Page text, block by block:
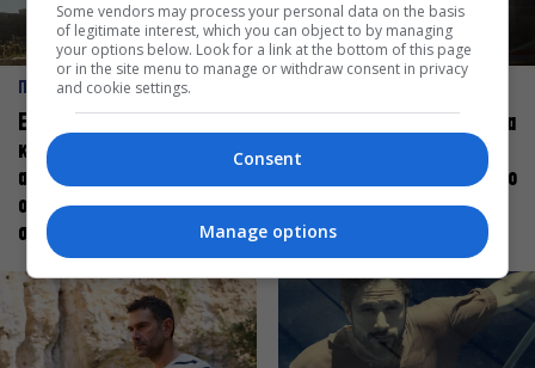
ΠΡΟΣΩΠΑ
Ελεάνα Ανδρεούδη: Κάθε
καλλιτέχνης όταν
ανεβαίνει στη σκηνή
οφείλει να αισθάνεται
σταρ
Βαγγέλης Μπίκος: Έμαθα να
δίνω αξία στο ποιος είμαι
πάνω στη σκηνή και όχι στο
πως χορεύω
Some vendors may process your personal data on the basis
of legitimate interest, which you can object to by managing
your options below. Look for a link at the bottom of this page
or in the site menu to manage or withdraw consent in privacy
and cookie settings.
Consent
Manage options